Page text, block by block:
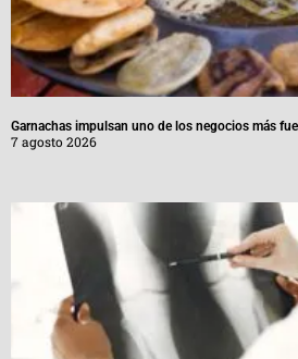
Garnachas impulsan uno de los negocios más
7 agosto 2026